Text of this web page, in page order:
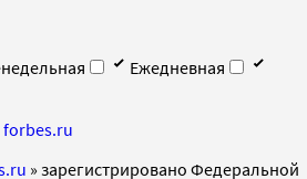
Ежедневная
forbes.ru
» зарегистрировано Федеральной